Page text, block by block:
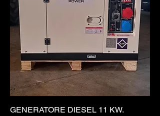
GENERATORE DIESEL 11 KW.